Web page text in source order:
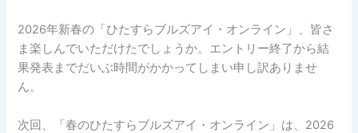
2026年新春の「ひたすらブルズアイ・オンライン」、皆さ
ま楽しんでいただけたでしょうか。エントリー終了から結
果発表までだいぶ時間がかかってしまい申し訳ありませ
ん。
次回、「春のひたすらブルズアイ・オンライン」は、2026